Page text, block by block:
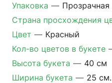
Упаковка — Прозрачная
Страна просхождения
Цвет — Красный
Кол-во цветов в букете
Высота букета — 40 см
Ширина букета — 25 см.